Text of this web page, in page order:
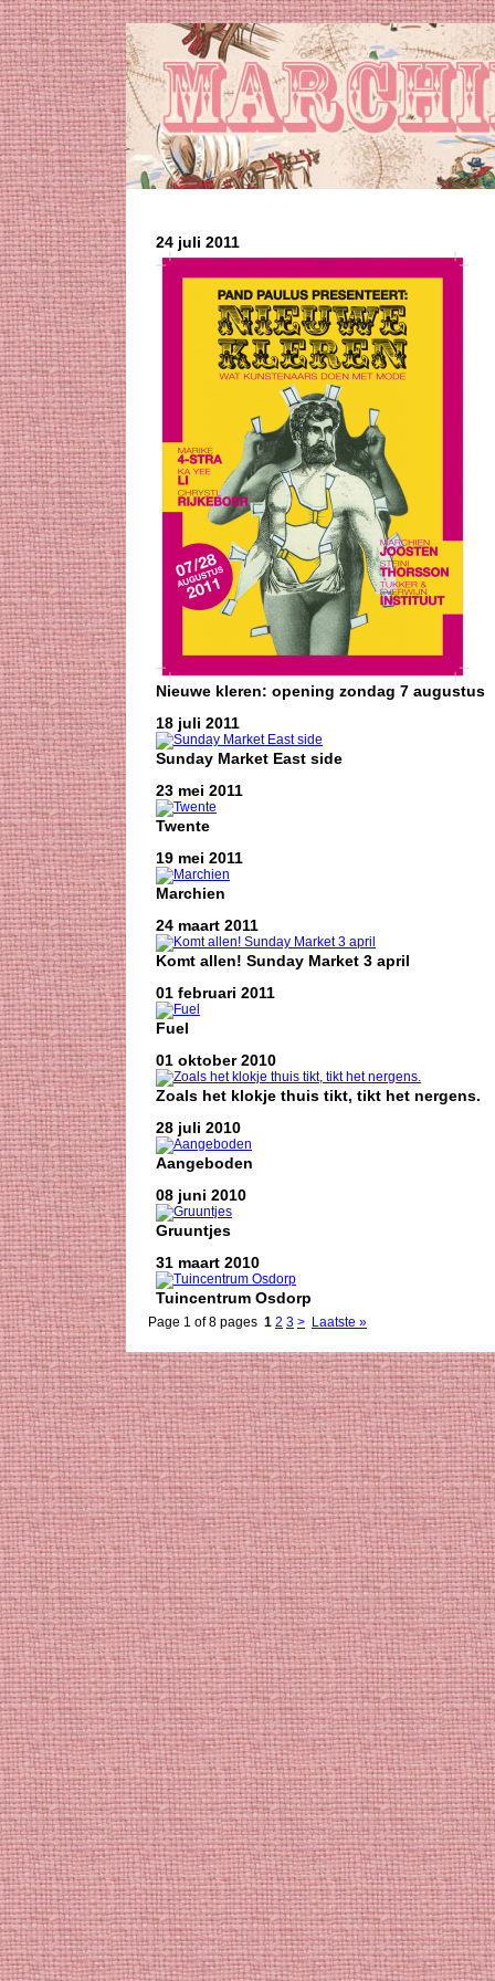
24 juli 2011
Nieuwe kleren: opening zondag 7 augustus
18 juli 2011
Sunday Market East side
23 mei 2011
Twente
19 mei 2011
Marchien
24 maart 2011
Komt allen! Sunday Market 3 april
01 februari 2011
Fuel
01 oktober 2010
Zoals het klokje thuis tikt, tikt het nergens.
28 juli 2010
Aangeboden
08 juni 2010
Gruuntjes
31 maart 2010
Tuincentrum Osdorp
Page 1 of 8 pages 1 2 3 > Laatste »